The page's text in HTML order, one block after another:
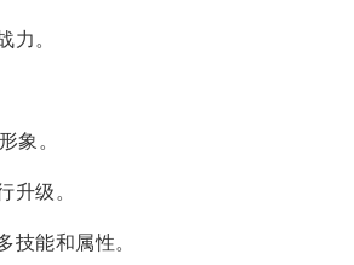
力。
象。
升级。
技能和属性。